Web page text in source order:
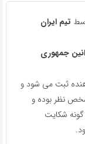
تیم ایران
جمهوری
ثبت می شود و
نظر بوده و
شکایت